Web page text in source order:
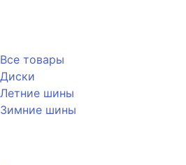
Все товары
Диски
Летние шины
Зимние шины